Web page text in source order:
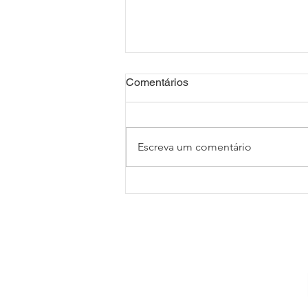
Comentários
Escreva um comentário